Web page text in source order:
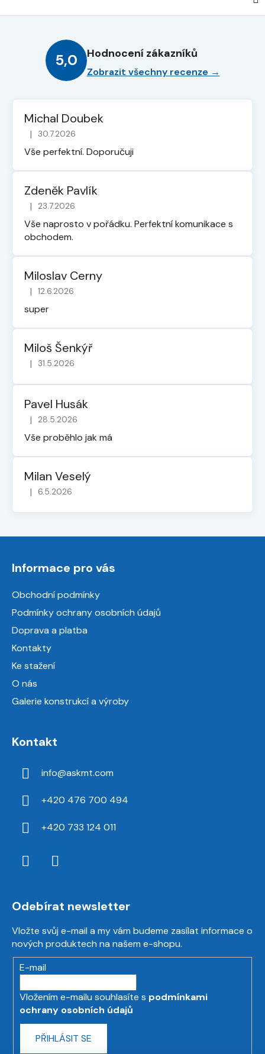
5,0 Hodnocení zákazníků
Zobrazit všechny recenze →
Michal Doubek
Hodnocení obchodu je 5 z 5 hvězdiček.
| 30.7.2026
Vše perfektní. Doporučuji
Zdeněk Pavlík
Hodnocení obchodu je 5 z 5 hvězdiček.
| 23.7.2026
Vše naprosto v pořádku. Perfektní komunikace s
obchodem.
Miloslav Cerny
Hodnocení obchodu je 5 z 5 hvězdiček.
| 12.6.2026
super
Miloš Šenkýř
Hodnocení obchodu je 5 z 5 hvězdiček.
| 31.5.2026
Pavel Husák
Hodnocení obchodu je 5 z 5 hvězdiček.
| 28.5.2026
Vše proběhlo jak má
Milan Veselý
Hodnocení obchodu je 5 z 5 hvězdiček.
| 6.5.2026
Informace pro vás
Obchodní podmínky
Podmínky ochrany osobních údajů
Doprava a platba
Kontakty
Ke stažení
O nás
Galerie konstrukcí a výroby
Kontakt
info@askmt.com
+420 476 700 494
+420 733 124 011
Odebírat newsletter
Vložte svůj e-mail a my vám budeme zasílat informace o
nových produktech na našem e-shopu.
E-mail
Vložením e-mailu souhlasíte s podmínkami
ochrany osobních údajů
PŘIHLÁSIT SE